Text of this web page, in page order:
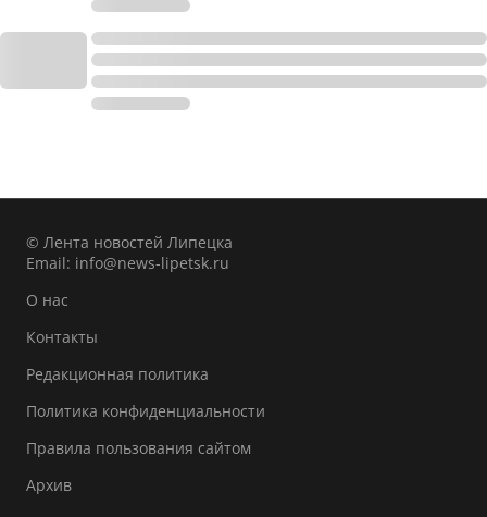
© Лента новостей Липецка
Email: info@news-lipetsk.ru
О нас
Контакты
Редакционная политика
Политика конфиденциальности
Правила пользования сайтом
Архив